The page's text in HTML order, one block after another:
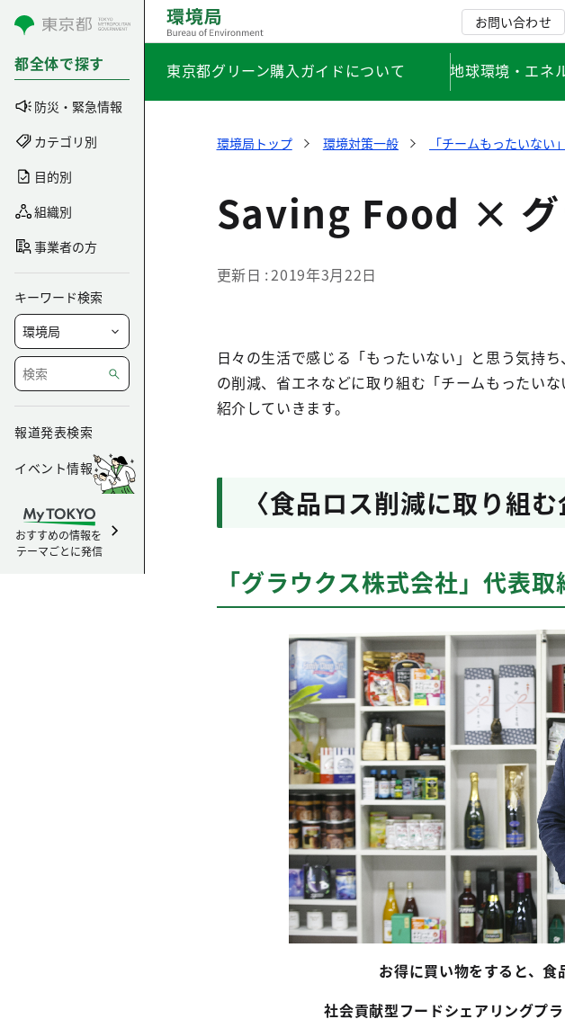
コンテンツにスキップ
都全体で探す
防災・緊急情報
カテゴリ別
目的別
組織別
事業者の方
キーワード検索
報道発表検索
イベント情報
おすすめの情報を
テーマごとに発信
お問い合わせ
東京都グリーン購入ガイドについて 地球環境・エネ
環境局トップ 環境対策一般 「チームもったいない」
Saving Food × グ
更新日 2019年3月22日
日々の生活で感じる「もったいない」と思う気持
の削減、省エネなどに取り組む「チームもったい
紹介していきます。
〈食品ロス削減に取り組む
「グラウクス株式会社」代表
お得に買い物をすると、
社会貢献型フードシェアリングプ